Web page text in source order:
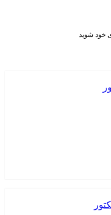
خود شوید